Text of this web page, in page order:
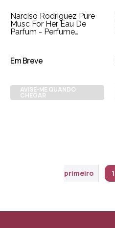
Narciso Rodriguez Pure
Musc For Her Eau De
Parfum - Perfume
Em Breve
AVISE-ME QUANDO
CHEGAR
primeiro 1